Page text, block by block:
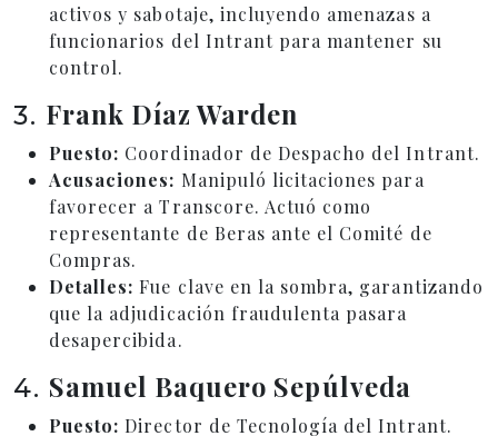
activos y sabotaje, incluyendo amenazas a
funcionarios del Intrant para mantener su
control.
3. Frank Díaz Warden
Puesto: Coordinador de Despacho del Intrant.
Acusaciones: Manipuló licitaciones para
favorecer a Transcore. Actuó como
representante de Beras ante el Comité de
Compras.
Detalles: Fue clave en la sombra, garantizando
que la adjudicación fraudulenta pasara
desapercibida.
4. Samuel Baquero Sepúlveda
Puesto: Director de Tecnología del Intrant.